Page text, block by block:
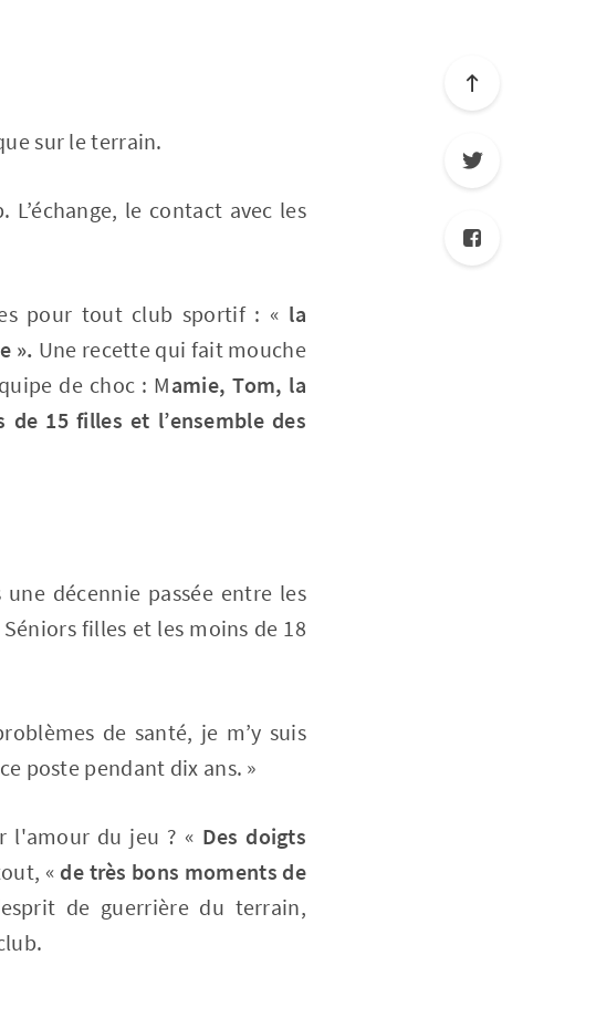
sur le terrain.
le contact avec les
pour tout club sportif : « la
». Une recette qui fait mouche
de choc : Mamie, Tom, la
15 filles et l’ensemble des
décennie passée entre les
filles et les moins de 18
de santé, je m’y suis
poste pendant dix ans. »
l'amour du jeu ? « Des doigts
« de très bons moments de
de guerrière du terrain,